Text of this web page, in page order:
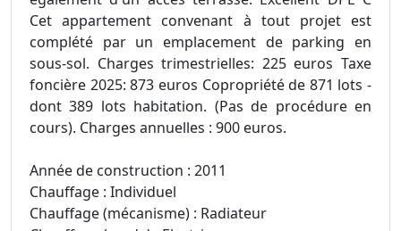
Cet appartement convenant à tout projet est
complété par un emplacement de parking en
sous-sol. Charges trimestrielles: 225 euros Taxe
foncière 2025: 873 euros Copropriété de 871 lots -
dont 389 lots habitation. (Pas de procédure en
cours). Charges annuelles : 900 euros.
Année de construction : 2011
Chauffage : Individuel
Chauffage (mécanisme) : Radiateur